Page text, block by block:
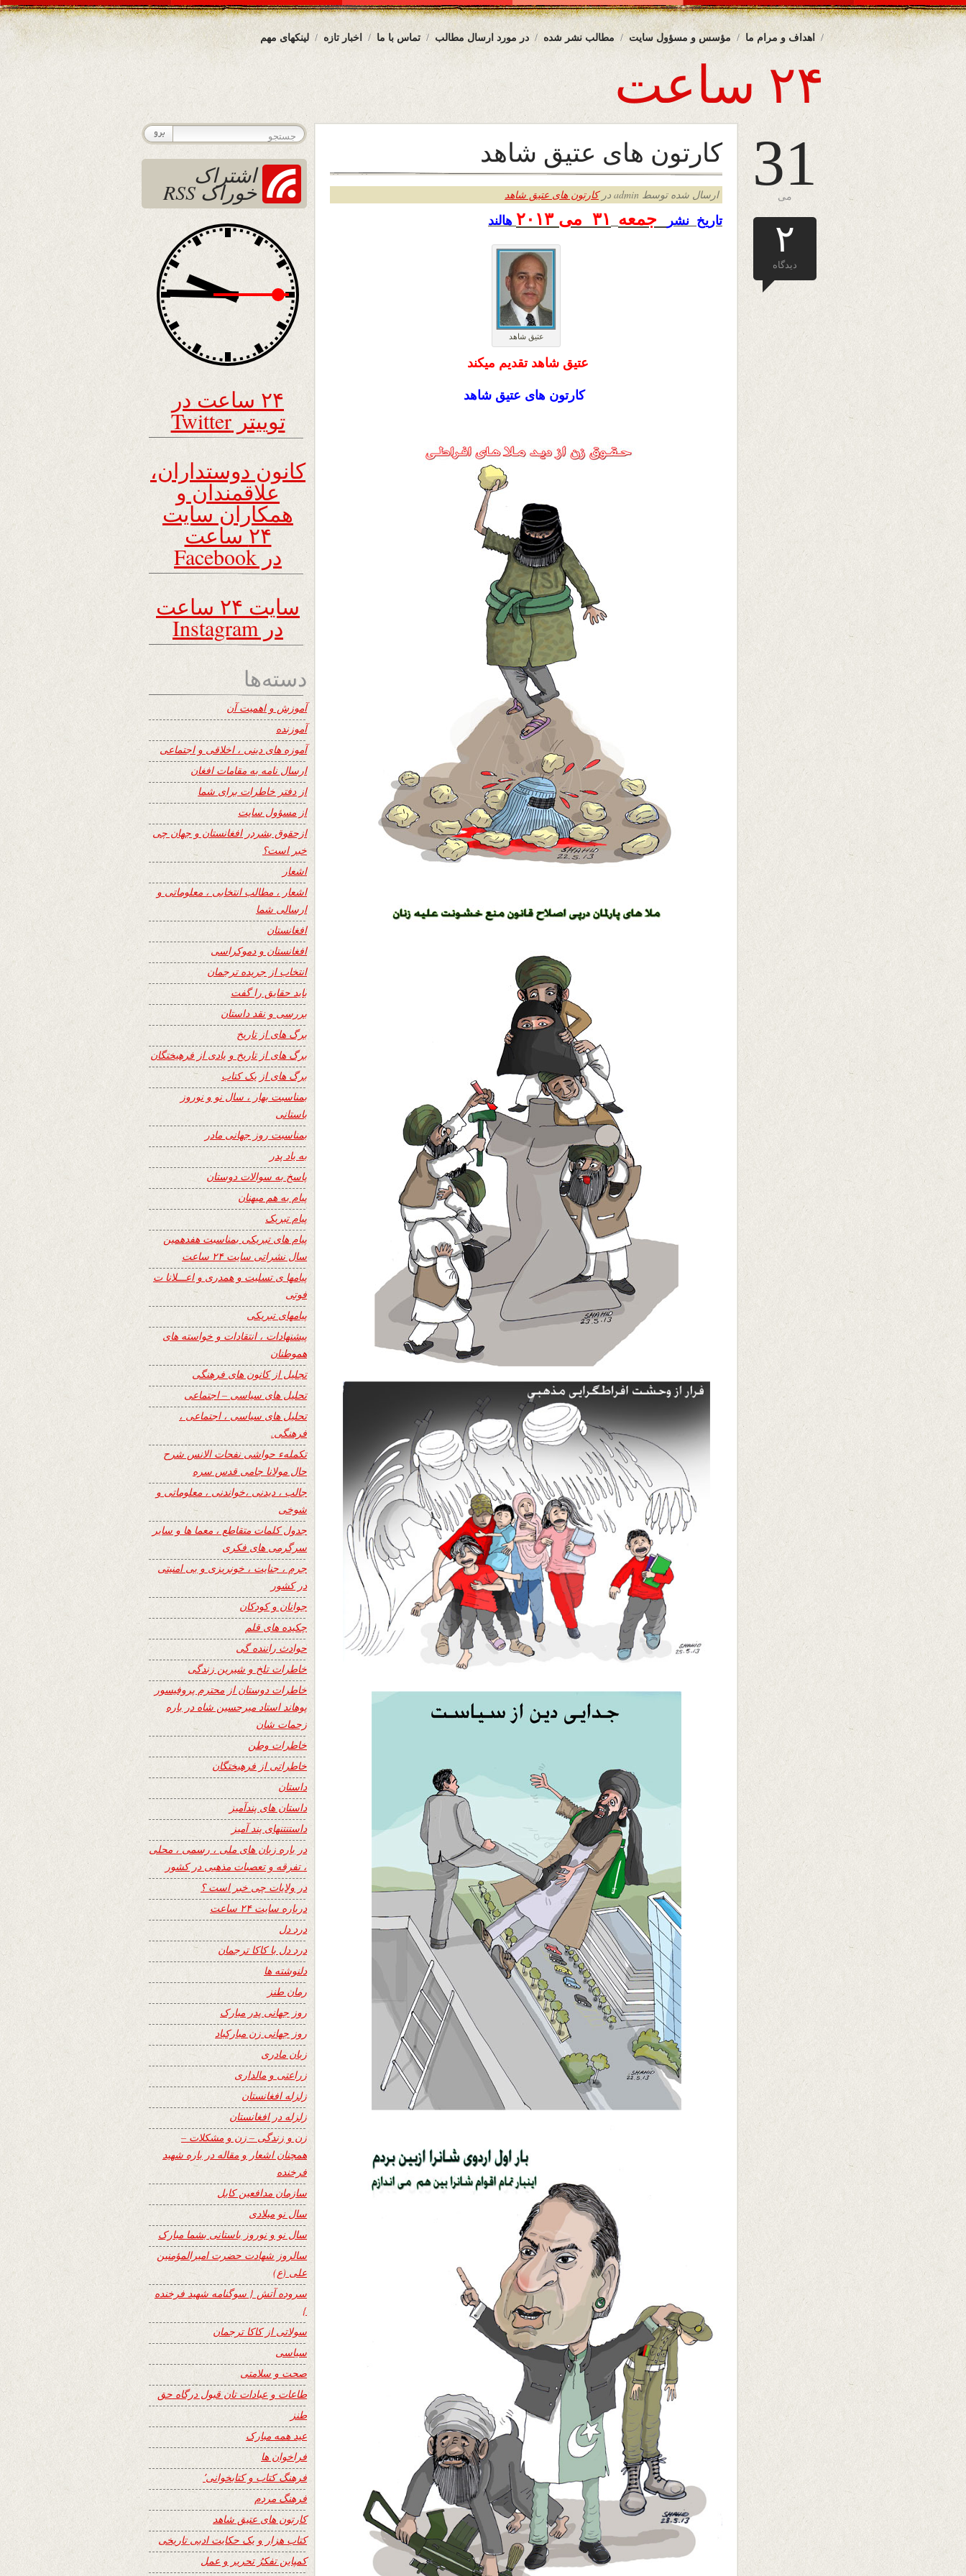
لینکهای مهم اخبار تازه تماس با ما در مورد ارسال مطالب مطالب نشر شده مؤسس و مسؤول سایت اهداف و مرام ما
۲۴ ساعت
31
می
۲
دیدگاه
کارتون های عتیق شاهد
ارسال شده توسط admin در کارتون های عتیق شاهد
تاریخ نشر جمعه ۳۱ می ۲۰۱۳ هالند
عتیق شاهد
عتیق شاهد تقدیم میکند
کارتون های عتیق شاهد
اشتراک
خوراک RSS
۲۴ ساعت در
توییتر Twitter
کانون دوستداران،
علاقمندان و
همکاران سایت
۲۴ ساعت
در Facebook
سایت ۲۴ ساعت
در Instagram
دسته‌ها
آموزش و اهمیت آن
آموزنده
آموزه های دینی ، اخلاقی و اجتماعی
ارسال نامه به مقامات افغان
از دفتر خاطرات برای شما
از مسؤول سایت
ازحقوق بشردر افغانستان و جهان چی
خبر است؟
اشعار
اشعار ، مطالب انتخابی ، معلوماتی و
ارسالی شما
افغانستان
افغانستان و دموکراسی
انتخاب از جریده ترجمان
باید حقایق را گفت
بررسی و نقد داستان
برگ های از تاریخ
برگ های از تاریخ و یادی از فرهیختگان
برگ های از یک کتاب
بمناسبت بهار ، سال نو و نوروز
باستانی
بمناسبت روز جهانی مادر
به یاد پدر
پاسخ به سوالات دوستان
پیام به هم میهنان
پیام تبریک
پیام های تبریکی بمناسبت هفدهمین
سال نشراتی سایت ۲۴ ساعت
پیامها ی تسلیت و همدری و اعـــلانا ت
فوتی
پیامهای تبریکی
پیشنهادات ، انتقادات و خواسته های
هموطنان
تجلیل از کانون های فرهنگی
تحلیل های سیاسی – اجتماعی
تحلیل های سیاسی ، اجتماعی ،
فرهنگی.
تکملهء حواشی نفحات الانس شرح
حال مولانا جامی قدس سره
جالب ، دیدنی ،خواندنی ، معلوماتی و
شوخی
جدول کلمات متقاطع ، معما ها و سایر
سرگرمی های فکری
جرم ، جنایت ، خونریزی و بی امنیتی
در کشور
جوانان و کودکان
چکیده های قلم
حوادث راننده گی
خاطرات تلخ و شیرین زندگی
خاطرات دوستان از محترم پروفیسور
پوهاند استاد میرحسین شاه در باره
زحمات شان
خاطرات وطن
خاطراتی از فرهیختگان
داستان
داستان های پندآمیز
داستنتنهای پند آمیز
در باره زبان های ملی ، رسمی ، محلی
، تفرقه و تعصبات مذهبی در کشور
در ولایات چی خبر است ؟
درباره سایت ۲۴ ساعت
درد دل
درد دل با کاکا ترجمان
دلنوشته ها
رمان طنز
روز جهانی پدر مبارک
روز جهانی زن مبارکباد
زبان مادری
زراعتی و مالداری
زلزله افغانستان
زلزله در افغانستان
زن و زندگی – زن و مشکلات –
همچنان اشعار و مقاله در باره شهید
فرخنده
سازمان مدافعین کابل
سال نو میلادی
سال نو و نوروز باستانی بشما مبارک
سالروز شهادت حضرت امیرالمؤمنین
علی (ع)
سروده آتش { سوگنامه شهید فرخنده
}
سولاتی از کاکا ترجمان
سیاسی
صحت و سلامتی
طاعات و عبادات تان قبول درگاه حق
طنز
عید همه مبارک
فراخوان ها
فرهنگ کتاب و کتابخوانی٬
فرهنگ مردم
کارتون های عتیق شاهد
کتاب هزار و یک حکایت ادبی تاریخی
کمپاین تفکرُ تحریر و عمل